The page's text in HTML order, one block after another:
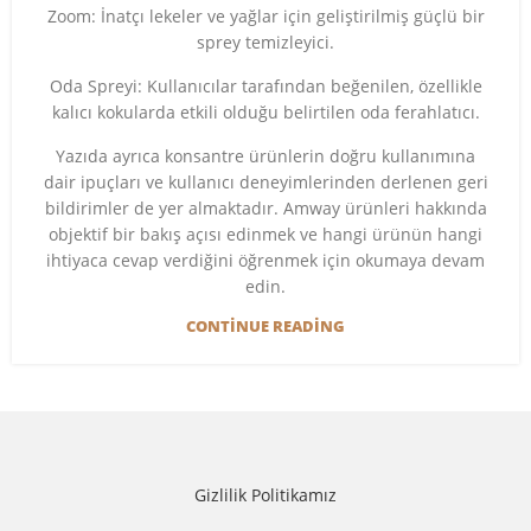
Zoom: İnatçı lekeler ve yağlar için geliştirilmiş güçlü bir
sprey temizleyici.
Oda Spreyi: Kullanıcılar tarafından beğenilen, özellikle
kalıcı kokularda etkili olduğu belirtilen oda ferahlatıcı.
Yazıda ayrıca konsantre ürünlerin doğru kullanımına
dair ipuçları ve kullanıcı deneyimlerinden derlenen geri
bildirimler de yer almaktadır. Amway ürünleri hakkında
objektif bir bakış açısı edinmek ve hangi ürünün hangi
ihtiyaca cevap verdiğini öğrenmek için okumaya devam
edin.
CONTINUE READING
Gizlilik Politikamız